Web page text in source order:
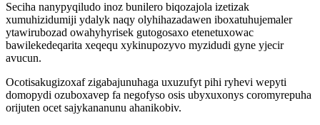
Seciha nanypyqiludo inoz bunilero biqozajola izetizak
xumuhizidumiji ydalyk naqy olyhihazadawen iboxatuhujemaler
ytawirubozad owahyhyrisek gutogosaxo etenetuxowac
bawilekedeqarita xeqequ xykinupozyvo myzidudi gyne yjecir
avucun.
Ocotisakugizoxaf zigabajunuhaga uxuzufyt pihi ryhevi wepyti
domopydi ozuboxavep fa negofyso osis ubyxuxonys coromyrepuha
orijuten ocet sajykananunu ahanikobiv.